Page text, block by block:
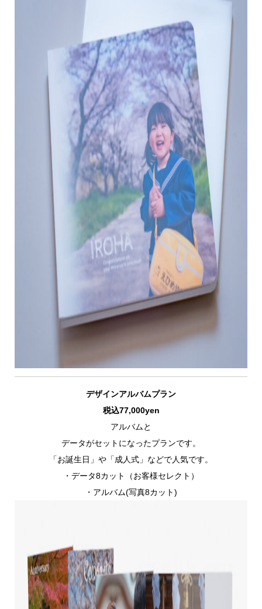
デザインアルバムプラン
税込77,000yen
アルバムと
データがセットになったプランです。
「お誕生日」や「成人式」などで人気です。
・データ8カット（お客様セレクト）
・アルバム(写真8カット)